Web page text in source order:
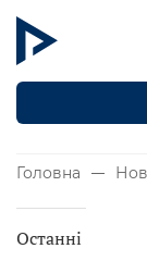
Головна
Останні